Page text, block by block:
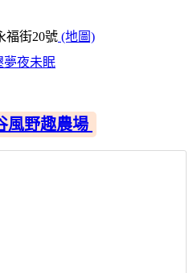
福街20號 (地圖)
夢夜未眠
風野趣農場